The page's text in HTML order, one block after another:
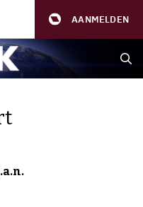
AANMELDEN